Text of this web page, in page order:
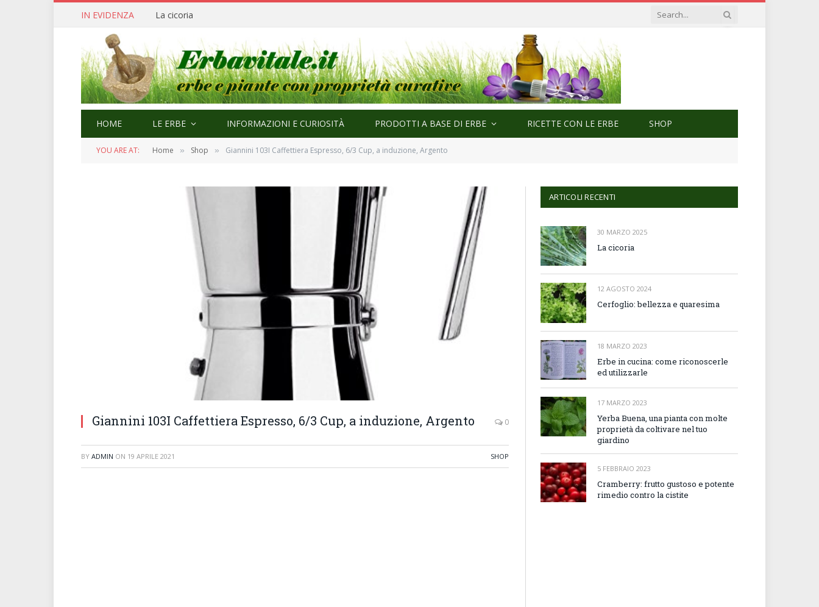
IN EVIDENZA Cerfoglio: bellezza e quaresima
HOME LE ERBE INFORMAZIONI E CURIOSITÀ PRODOTTI A BASE DI ERBE RICETTE CON LE ERBE SHOP
YOU ARE AT: Home » Shop » Giannini 103I Caffettiera Espresso, 6/3 Cup, a induzione, Argento
Giannini 103I Caffettiera Espresso, 6/3 Cup, a induzione, Argento 0
BY ADMIN ON 19 APRILE 2021 SHOP
ARTICOLI RECENTI
30 MARZO 2025
La cicoria
12 AGOSTO 2024
Cerfoglio: bellezza e quaresima
18 MARZO 2023
Erbe in cucina: come riconoscerle
ed utilizzarle
17 MARZO 2023
Yerba Buena, una pianta con molte
proprietà da coltivare nel tuo
giardino
5 FEBBRAIO 2023
Cramberry: frutto gustoso e potente
rimedio contro la cistite